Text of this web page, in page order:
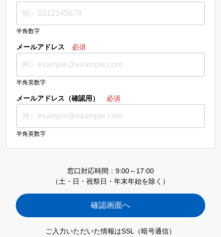
半角数字
メールアドレス 必須
半角英数字
メールアドレス（確認用） 必須
半角英数字
窓口対応時間：9:00～17:00
（土・日・祝祭日・年末年始を除く）
ご入力いただいた情報はSSL（暗号通信）